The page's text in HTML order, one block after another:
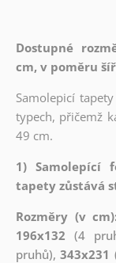
Dostupné
cm, v poměru
Samolepicí
typech, přičemž
49 cm.
1) Samolepící
tapety zůstává
Rozměry (v
196x132 (4
pruhů),343x231